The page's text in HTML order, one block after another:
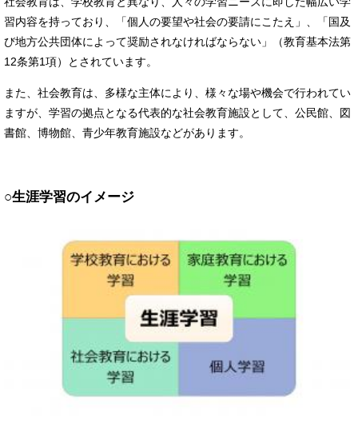
習内容を持っており、「個人の要望や社会の要請にこたえ」、「国及
び地方公共団体によって奨励されなければならない」（教育基本法第
12条第1項）とされています。
また、社会教育は、多様な主体により、様々な場や機会で行われてい
ますが、学習の拠点となる代表的な社会教育施設として、公民館、図
書館、博物館、青少年教育施設などがあります。
○生涯学習のイメージ